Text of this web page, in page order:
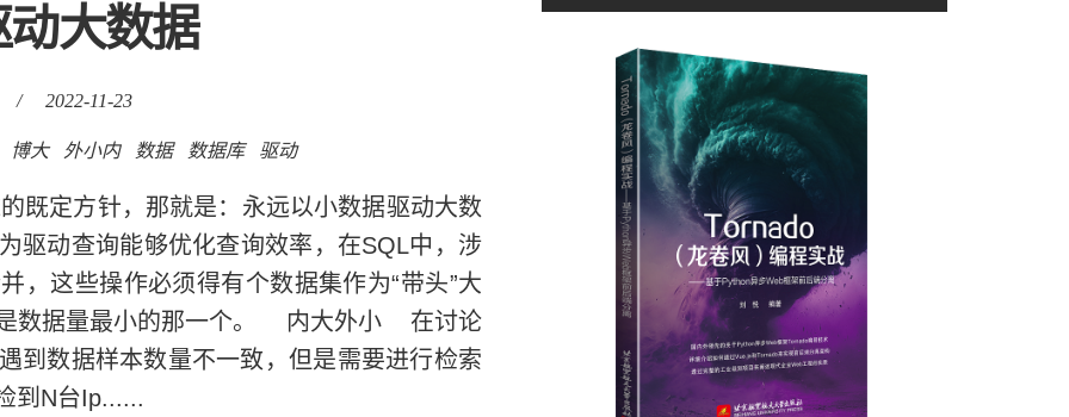
大数据
/ 2022-11-23
博大 外小内 数据 数据库 驱动
既定方针，那就是：永远以小数据驱动大数
驱动查询能够优化查询效率，在SQL中，涉
，这些操作必须得有个数据集作为“带头”大
是数据量最小的那一个。 内大外小 在讨论
到数据样本数量不一致，但是需要进行检索
到N台Ip......